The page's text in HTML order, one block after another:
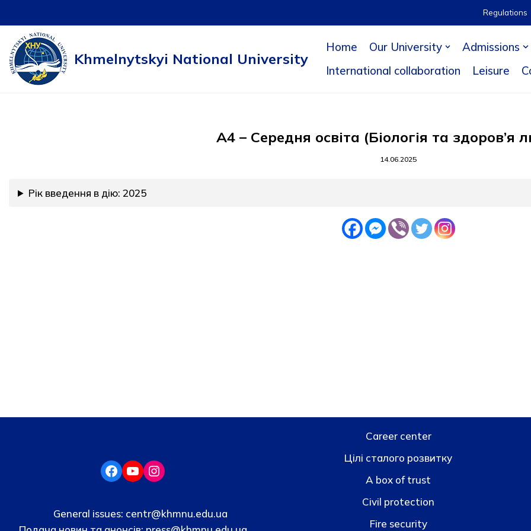
to
content
Regulations
Khmelnytskyi National University
Home Our University Admissions
International collaboration
Leisure
А4 – Середня освіта (Біологія та здоров’я
14.06.2025
Рік введення в дію: 2025
General issues: centr@khmnu.edu.ua
Career center
Цілі сталого розвитку
A box of trust
Civil protection
Fire security